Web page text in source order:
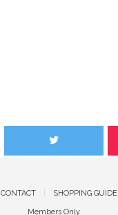
CONTACT SHOPPING GUIDE
Members Only